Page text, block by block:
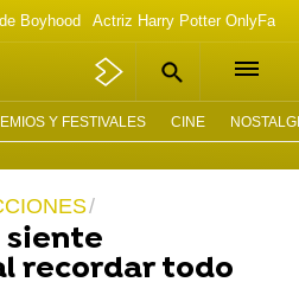
Boyhood Actriz Harry Potter OnlyFans
Y FESTIVALES CINE
siente
recordar todo